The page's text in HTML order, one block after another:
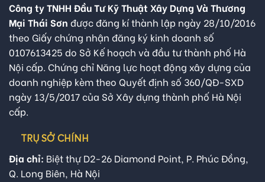
Công ty TNHH Đầu Tư Kỹ Thuật Xây Dựng Và Thương
Mại Thái Sơn được đăng kí thành lập ngày 28/10/2016
theo Giấy chứng nhận đăng ký kinh doanh số
0107613425 do Sở Kế hoạch và đầu tư thành phố Hà
Nội cấp. Chứng chỉ Năng lực hoạt động xây dựng của
doanh nghiệp kèm theo Quyết định số 360/QĐ-SXD
ngày 13/5/2017 của Sở Xây dựng thành phố Hà Nội
cấp.
TRỤ SỞ CHÍNH
Địa chỉ: Biệt thự D2-26 Diamond Point, P. Phúc Đồng,
Q. Long Biên, Hà Nội